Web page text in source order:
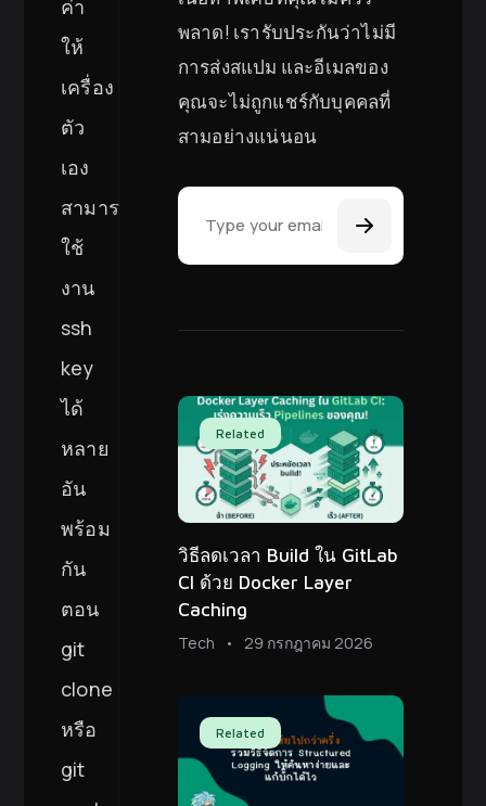
ค่า
ให้
เครื่อง
ตัว
เอง
สามารถ
ใช้
งาน
ssh
key
ได้
หลาย
อัน
พร้อม
กัน
ตอน
git
clone
หรือ
git
พลาด! เรารับประกันว่าไม่มี
การส่งสแปม และอีเมลของ
คุณจะไม่ถูกแชร์กับบุคคลที่
สามอย่างแน่นอน
Related
วิธีลดเวลา Build ใน GitLab
CI ด้วย Docker Layer
Caching
Tech 29 กรกฎาคม 2026
Related